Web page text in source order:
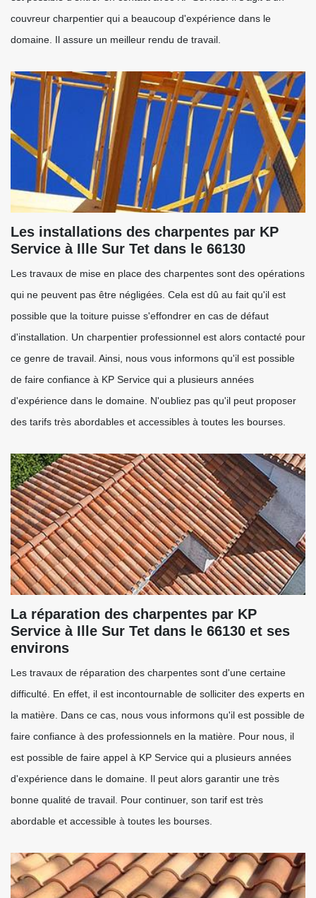
couvreur charpentier qui a beaucoup d'expérience dans le
domaine. Il assure un meilleur rendu de travail.
Les installations des charpentes par KP
Service à Ille Sur Tet dans le 66130
Les travaux de mise en place des charpentes sont des opérations
qui ne peuvent pas être négligées. Cela est dû au fait qu'il est
possible que la toiture puisse s'effondrer en cas de défaut
d'installation. Un charpentier professionnel est alors contacté pour
ce genre de travail. Ainsi, nous vous informons qu'il est possible
de faire confiance à KP Service qui a plusieurs années
d'expérience dans le domaine. N'oubliez pas qu'il peut proposer
des tarifs très abordables et accessibles à toutes les bourses.
La réparation des charpentes par KP
Service à Ille Sur Tet dans le 66130 et ses
environs
Les travaux de réparation des charpentes sont d'une certaine
difficulté. En effet, il est incontournable de solliciter des experts en
la matière. Dans ce cas, nous vous informons qu'il est possible de
faire confiance à des professionnels en la matière. Pour nous, il
est possible de faire appel à KP Service qui a plusieurs années
d'expérience dans le domaine. Il peut alors garantir une très
bonne qualité de travail. Pour continuer, son tarif est très
abordable et accessible à toutes les bourses.